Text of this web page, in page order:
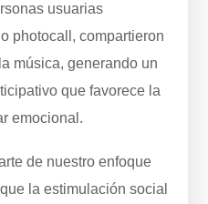
usuarias
photocall, compartieron
música, generando un
que favorece la
emocional.
de nuestro enfoque
la estimulación social